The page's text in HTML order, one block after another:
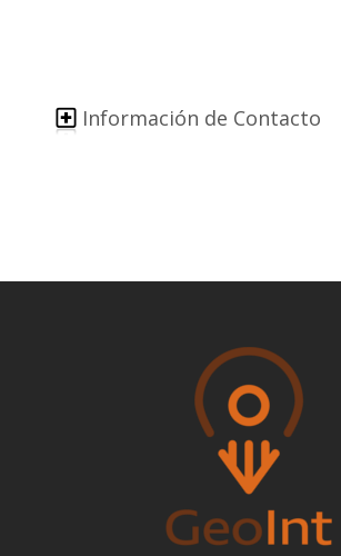
Información de Contacto